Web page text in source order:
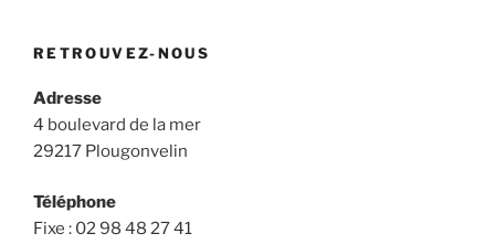
RETROUVEZ-NOUS
Adresse
4 boulevard de la mer
29217 Plougonvelin
Téléphone
Fixe : 02 98 48 27 41